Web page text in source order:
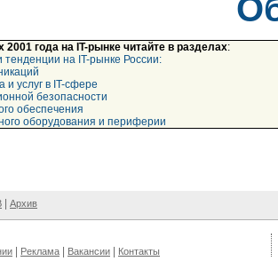
2001 года на IT-рынке читайте в разделах:
на IT-рынке России:
и услуг в IT-сфере
безопасности
обеспечения
оборудования и периферии
Архив
Реклама Вакансии Контакты